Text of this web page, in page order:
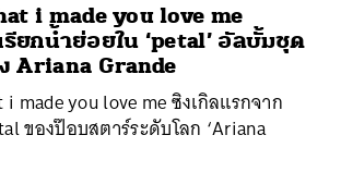
i made you love me
รียกน้ำย่อยใน ‘petal’ อัลบั้มชุด
Ariana Grande
made you love me ซิงเกิลแรกจาก
ของป๊อบสตาร์ระดับโลก ‘Ariana